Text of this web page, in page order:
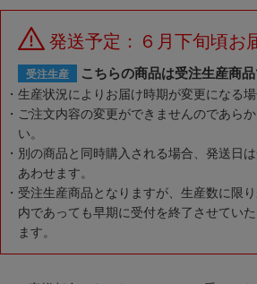
発送予定：６月下旬頃お
受注生産 こちらの商品は受注生産商品
生産状況によりお届け時期が変更になる場
ご注文内容の変更ができませんのであら
い。
別の商品と同時購入される場合、発送日
あわせます。
受注生産商品となりますが、生産数に限
内であっても早期に受付を終了させてい
ます。